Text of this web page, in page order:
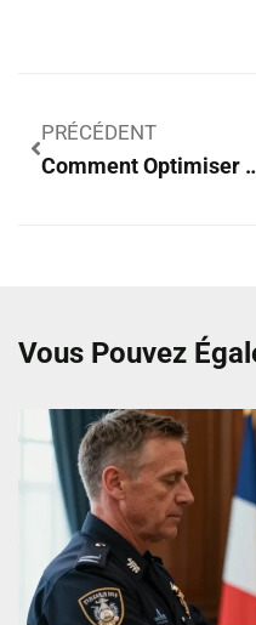
PRÉCÉDENT
Comment Optimiser La
Vous Pouvez